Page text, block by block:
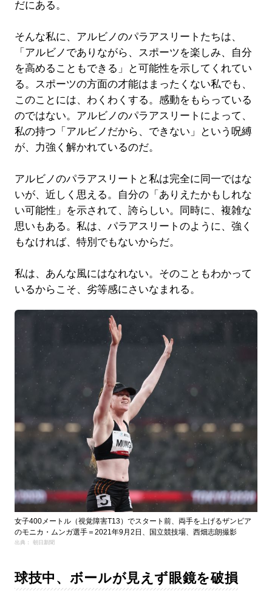
だにある。
そんな私に、アルビノのパラアスリートたちは、
「アルビノでありながら、スポーツを楽しみ、自分
を高めることもできる」と可能性を示してくれてい
る。スポーツの方面の才能はまったくない私でも、
このことには、わくわくする。感動をもらっている
のではない。アルビノのパラアスリートによって、
私の持つ「アルビノだから、できない」という呪縛
が、力強く解かれているのだ。
アルビノのパラアスリートと私は完全に同一ではな
いが、近しく思える。自分の「ありえたかもしれな
い可能性」を示されて、誇らしい。同時に、複雑な
思いもある。私は、パラアスリートのように、強く
もなければ、特別でもないからだ。
私は、あんな風にはなれない。そのこともわかって
いるからこそ、劣等感にさいなまれる。
女子400メートル（視覚障害T13）でスタート前、両手を上げるザンビア
のモニカ・ムンガ選手＝2021年9月2日、国立競技場、西畑志朗撮影
出典： 朝日新聞
球技中、ボールが見えず眼鏡を破損